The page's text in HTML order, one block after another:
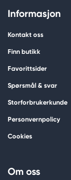
Informasjon
Kontakt oss
Finn butikk
Favorittsider
Spørsmål & svar
Storforbrukerkunde
Personvernpolicy
Cookies
Om oss